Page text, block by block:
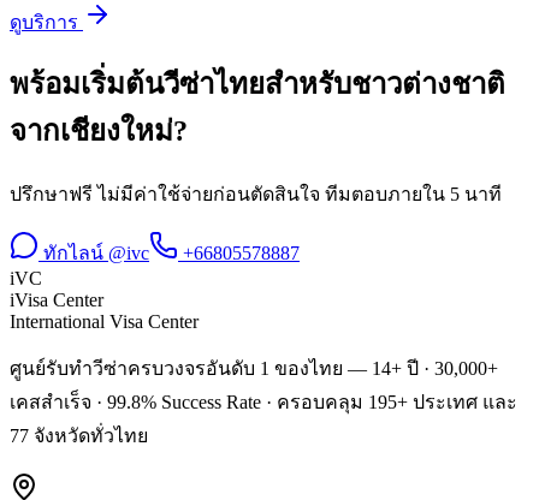
ดูบริการ
พร้อมเริ่มต้นวีซ่าไทยสำหรับชาวต่างชาติ
จากเชียงใหม่?
ปรึกษาฟรี ไม่มีค่าใช้จ่ายก่อนตัดสินใจ ทีมตอบภายใน 5 นาที
ทักไลน์ @ivc
+66805578887
iVC
iVisa Center
International Visa Center
ศูนย์รับทำวีซ่าครบวงจรอันดับ 1 ของไทย — 14+ ปี · 30,000+
เคสสำเร็จ · 99.8% Success Rate · ครอบคลุม 195+ ประเทศ และ
77 จังหวัดทั่วไทย